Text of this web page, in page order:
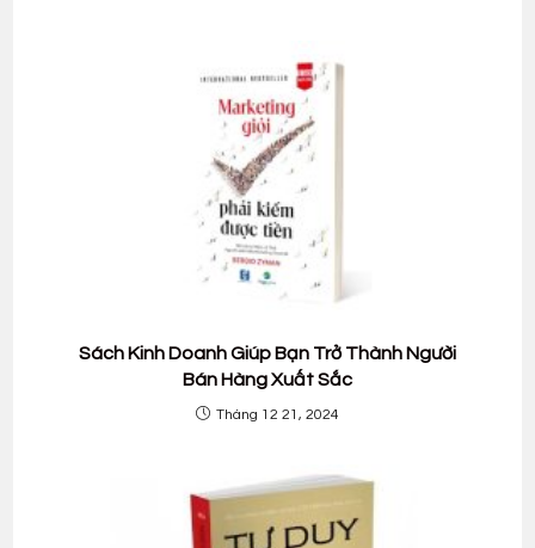
Sách Kinh Doanh Giúp Bạn Trở Thành Người
Bán Hàng Xuất Sắc
Tháng 12 21, 2024